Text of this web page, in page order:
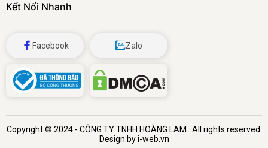
CUNG CẤP VÀ CHO THUÊ CÂY CẢNH
Kết Nối Nhanh
Facebook Zalo
Copyright © 2024 - CÔNG TY TNHH HOÀNG LAM . All rights reserved.
Design by i-web.vn